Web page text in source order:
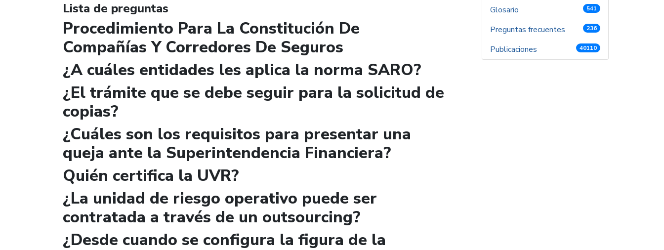
Lista de preguntas
Procedimiento Para La Constitución De
Compañías Y Corredores De Seguros
¿A cuáles entidades les aplica la norma SARO?
¿El trámite que se debe seguir para la solicitud de
copias?
¿Cuáles son los requisitos para presentar una
queja ante la Superintendencia Financiera?
Quién certifica la UVR?
¿La unidad de riesgo operativo puede ser
contratada a través de un outsourcing?
¿Desde cuando se configura la figura de la
Glosario 541
Preguntas frecuentes 236
Publicaciones 40110